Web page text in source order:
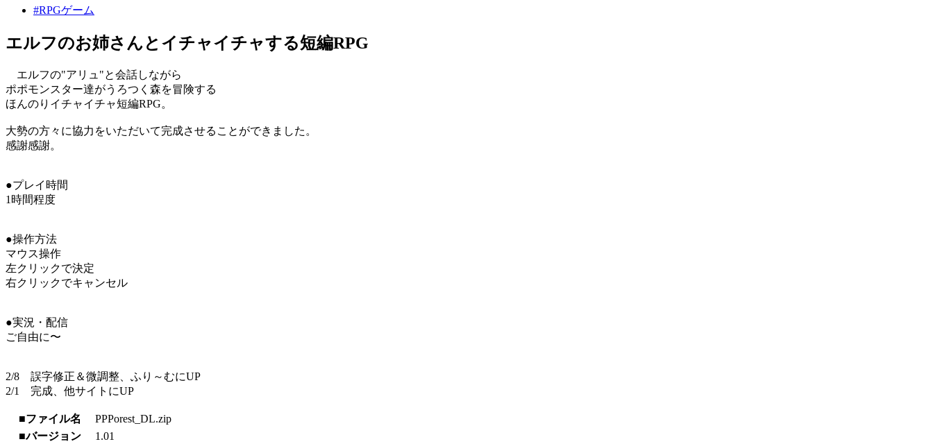
#RPGゲーム
エルフのお姉さんとイチャイチャする短編RPG
エルフの"アリュ"と会話しながら
ポポモンスター達がうろつく森を冒険する
ほんのりイチャイチャ短編RPG。
大勢の方々に協力をいただいて完成させることができました。
感謝感謝。
●プレイ時間
1時間程度
●操作方法
マウス操作
左クリックで決定
右クリックでキャンセル
●実況・配信
ご自由に〜
2/8 誤字修正＆微調整、ふり～むにUP
2/1 完成、他サイトにUP
■ファイル名
PPPorest_DL.zip
■バージョン
1.01